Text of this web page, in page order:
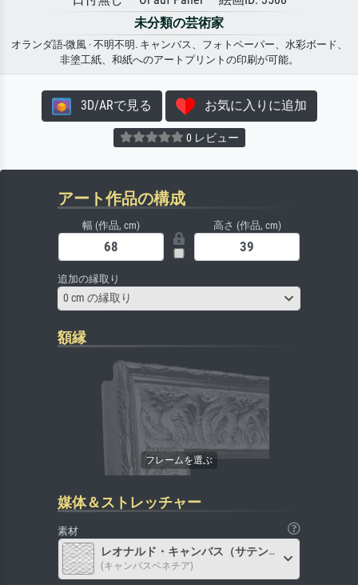
未分類の芸術家
オランダ語-微風 · 不明不明. キャンバス、フォトペーパー、水彩ボード、
非塗工紙、和紙へのアートプリントの印刷が可能。
3D/ARで見る お気に入りに追加
0 レビュー
アート作品の構成
幅 (作品, cm) 高さ (作品, cm)
追加の縁取り
0 cm の縁取り
額縁
媒体＆ストレッチャー
素材
レオナルド・キャンバス（サテン）
(キャンバスベネチア)